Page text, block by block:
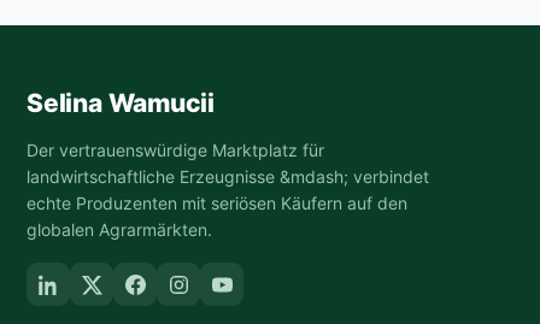
Selina Wamucii
Der vertrauenswürdige Marktplatz für
landwirtschaftliche Erzeugnisse &mdash; verbindet
echte Produzenten mit seriösen Käufern auf den
globalen Agrarmärkten.